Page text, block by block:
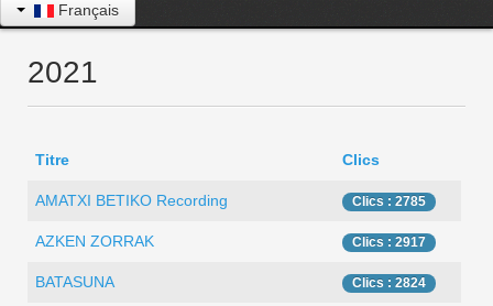
Français
2021
Titre Clics
AMATXI BETIKO Recording Clics : 2785
AZKEN ZORRAK Clics : 2917
BATASUNA Clics : 2824